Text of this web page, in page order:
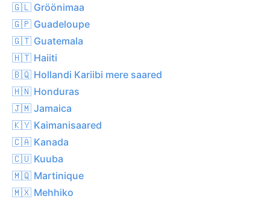
🇬🇱 Gröönimaa
🇬🇵 Guadeloupe
🇬🇹 Guatemala
🇭🇹 Haiiti
🇧🇶 Hollandi Kariibi mere saared
🇭🇳 Honduras
🇯🇲 Jamaica
🇰🇾 Kaimanisaared
🇨🇦 Kanada
🇨🇺 Kuuba
🇲🇶 Martinique
🇲🇽 Mehhiko